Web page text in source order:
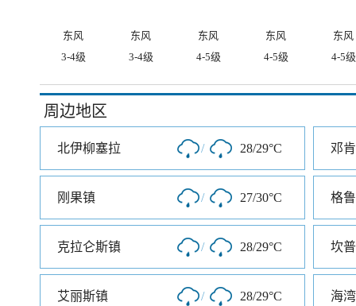
东风 东风 东风 东风
东风
3-4级
3-4级 4-5级 4-5级 4-5级
周边地区
北伊柳塞拉 / 28/29°C 邓
刚果镇 / 27/30°C 格
克拉仑斯镇 / 28/29°C 坎
艾丽斯镇 / 28/29°C 海湾